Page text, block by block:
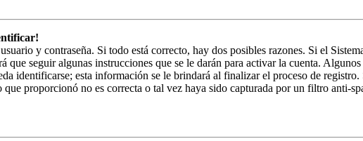
y contraseña. Si todo está correcto, hay dos posibles razones. Si el
que seguir algunas instrucciones que se le darán para activar la cuenta.
identificarse; esta información se le brindará al finalizar el proceso de
proporcionó no es correcta o tal vez haya sido capturada por un filtro anti-